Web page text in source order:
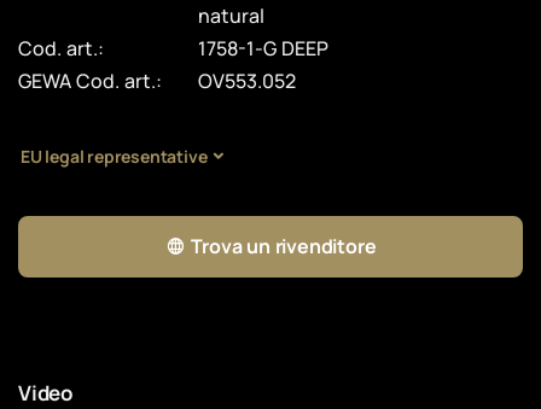
natural
Cod. art.:
1758-1-G DEEP
GEWA Cod. art.:
OV553.052
EU legal representative
Trova un rivenditore
Video